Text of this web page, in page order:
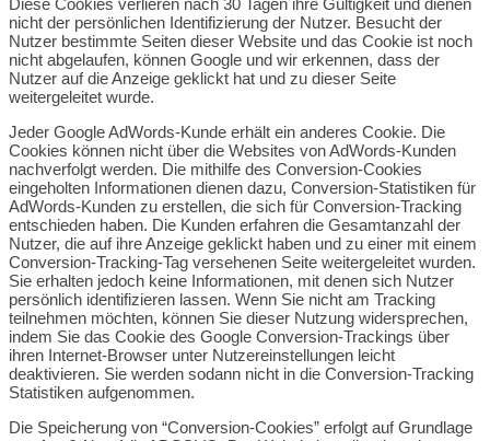
Diese Cookies verlieren nach 30 Tagen ihre Gültigkeit und dienen
nicht der persönlichen Identifizierung der Nutzer. Besucht der
Nutzer bestimmte Seiten dieser Website und das Cookie ist noch
nicht abgelaufen, können Google und wir erkennen, dass der
Nutzer auf die Anzeige geklickt hat und zu dieser Seite
weitergeleitet wurde.
Jeder Google AdWords-Kunde erhält ein anderes Cookie. Die
Cookies können nicht über die Websites von AdWords-Kunden
nachverfolgt werden. Die mithilfe des Conversion-Cookies
eingeholten Informationen dienen dazu, Conversion-Statistiken für
AdWords-Kunden zu erstellen, die sich für Conversion-Tracking
entschieden haben. Die Kunden erfahren die Gesamtanzahl der
Nutzer, die auf ihre Anzeige geklickt haben und zu einer mit einem
Conversion-Tracking-Tag versehenen Seite weitergeleitet wurden.
Sie erhalten jedoch keine Informationen, mit denen sich Nutzer
persönlich identifizieren lassen. Wenn Sie nicht am Tracking
teilnehmen möchten, können Sie dieser Nutzung widersprechen,
indem Sie das Cookie des Google Conversion-Trackings über
ihren Internet-Browser unter Nutzereinstellungen leicht
deaktivieren. Sie werden sodann nicht in die Conversion-Tracking
Statistiken aufgenommen.
Die Speicherung von “Conversion-Cookies” erfolgt auf Grundlage